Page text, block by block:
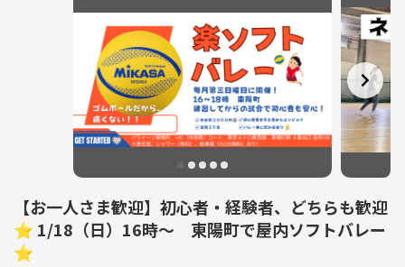
【お一人さま歓迎】初心者・経験者、どちらも歓迎
⭐︎ 1/18（日）16時〜 東陽町で屋内ソフトバレー
⭐︎